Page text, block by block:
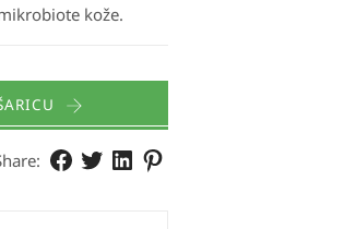
kože.